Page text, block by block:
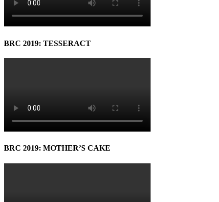
BRC 2019: TESSERACT
BRC 2019: MOTHER’S CAKE